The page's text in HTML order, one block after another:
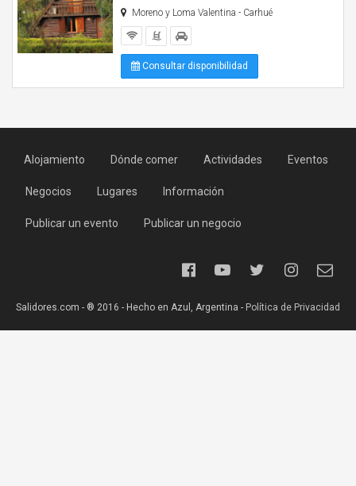
Moreno y Loma Valentina - Carhué
Consultar disponibilidad
Alojamiento Dónde comer Actividades Eventos
Negocios Lugares Información
Publicar un evento Publicar un negocio
Salidores.com - ® 2016 - Hecho en Azul, Argentina - Política de Privacidad